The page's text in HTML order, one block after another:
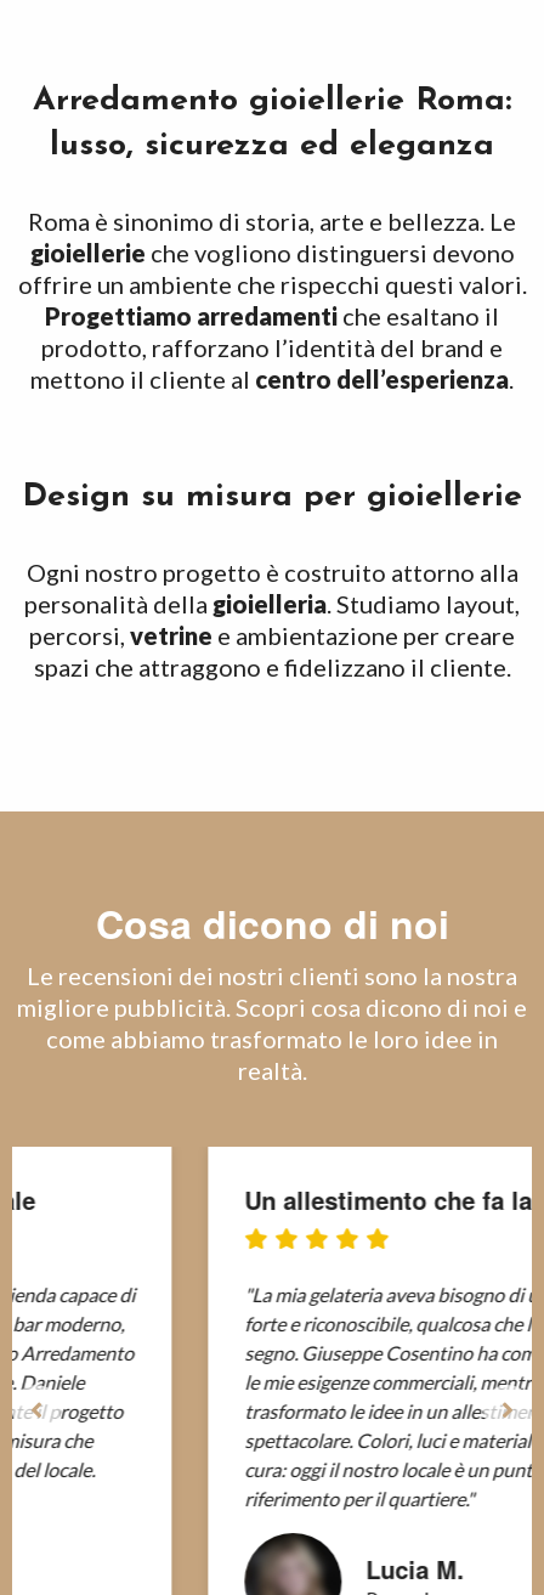
Arredamento gioiellerie Roma:
lusso, sicurezza ed eleganza
Roma è sinonimo di storia, arte e bellezza. Le
gioiellerie che vogliono distinguersi devono
offrire un ambiente che rispecchi questi valori.
Progettiamo arredamenti che esaltano il
prodotto, rafforzano l’identità del brand e
mettono il cliente al centro dell’esperienza.
Design su misura per gioiellerie
Ogni nostro progetto è costruito attorno alla
personalità della gioielleria. Studiamo layout,
percorsi, vetrine e ambientazione per creare
spazi che attraggono e fidelizzano il cliente.
Cosa dicono di noi
Le recensioni dei nostri clienti sono la nostra
migliore pubblicità. Scopri cosa dicono di noi e
come abbiamo trasformato le loro idee in
realtà.
Un allestimento che fa la differenza
"La mia gelateria aveva bisogno di un’identità
forte e riconoscibile, qualcosa che lasciasse il
segno. Giuseppe Cosentino ha compreso al volo
le mie esigenze commerciali, mentre Daniele ha
trasformato le idee in un allestimento
spettacolare. Colori, luci e materiali scelti con
cura: oggi il nostro locale è un punto di
riferimento per il quartiere."
Lucia M.